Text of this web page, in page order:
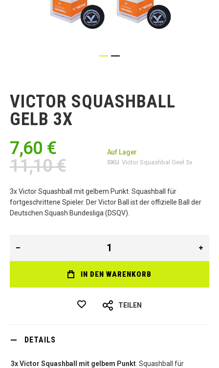
Bildgalerie
springen
VICTOR SQUASHBALL
GELB 3X
7,60 €
11,10 €
Auf Lager
SKU Victor Squashbal Geel 3x
3x Victor Squashball mit gelbem Punkt. Squashball für
fortgeschrittene Spieler. Der Victor Ball ist der offizielle Ball der
Deutschen Squash Bundesliga (DSQV).
IN DEN WARENKORB
TEILEN
DETAILS
3x Victor Squashball mit gelbem Punkt . Squashball für